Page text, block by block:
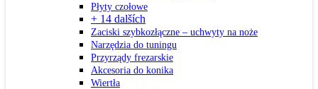
Płyty czołowe
+ 14 dalších
Zaciski szybkozłączne – uchwyty na noże
Narzędzia do tuningu
Przyrządy frezarskie
Akcesoria do konika
Wiertła